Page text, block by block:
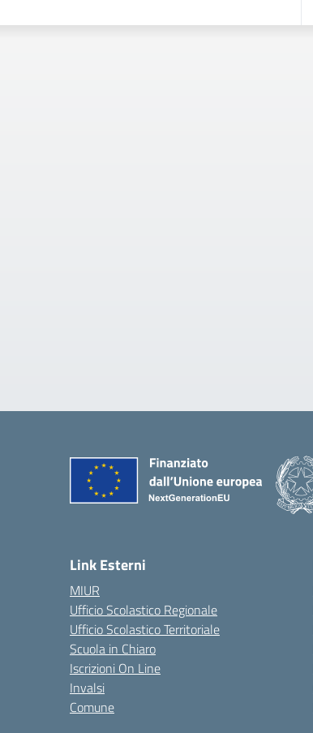
Link Esterni
MIUR
Ufficio Scolastico Regionale
Ufficio Scolastico Territoriale
Scuola in Chiaro
Iscrizioni On Line
Invalsi
Comune